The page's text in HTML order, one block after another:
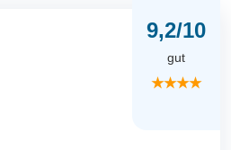
9,2/10
gut
★★★★